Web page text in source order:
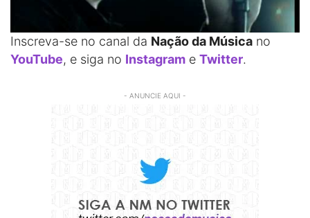
Inscreva-se no canal da Nação da Música no
YouTube, e siga no Instagram e Twitter.
- ANUNCIE AQUI -